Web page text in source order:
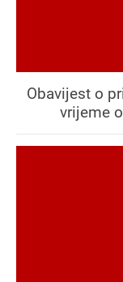
Obavijest o
vrijeme